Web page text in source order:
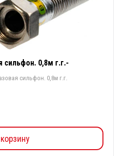
сильфон. 0,8м г.г.-
сильфон. 0,8м г.г.